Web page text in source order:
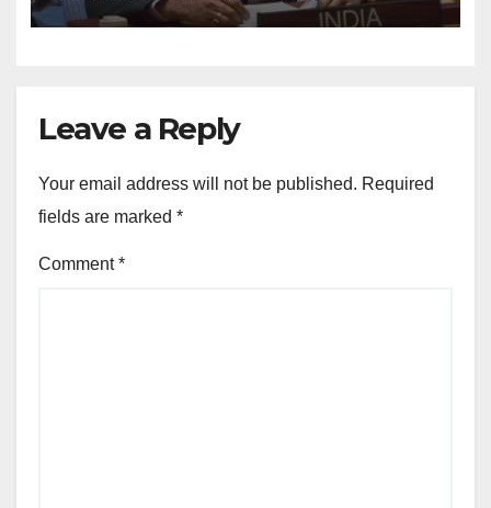
इस्लामाबाद’…
Leave a Reply
Your email address will not be published. Required
fields are marked *
Comment*